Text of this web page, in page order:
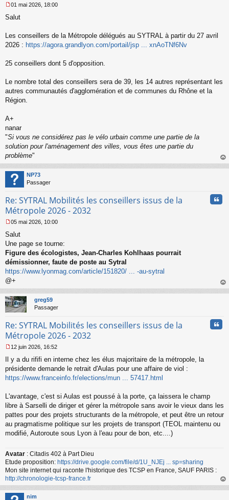
e
s
a
g
n
n
u
01 mai 2026, 18:00
Salut
Les conseillers de la Métropole délégués au SYTRAL à partir du 27 avril
2026 : https://agora.grandlyon.com/portail/jsp ... xnAoTNf6Nv
25 conseillers dont 5 d'opposition.
Le nombre total des conseillers sera de 39, les 14 autres représentant les
autres communautés d'agglomération et de communes du Rhône et la
Région.
A+
nanar
"Si vous ne considérez pas le vélo urbain comme une partie de la
solution pour l'aménagement des villes, vous êtes une partie du
problème"
au
NP73
Passager
Re: SYTRAL Mobilités les conseillers issus de la
Métropole 2026 - 2032
e
s
s
a
g
e
n
o
n
l
u
05 mai 2026, 10:00
Salut
Une page se tourne:
Figure des écologistes, Jean-Charles Kohlhaas pourrait
démissionner, faute de poste au Sytral
https://www.lyonmag.com/article/151820/ ... -au-sytral
@+
au
greg59
Passager
Re: SYTRAL Mobilités les conseillers issus de la
Métropole 2026 - 2032
e
s
s
a
e
n
o
n
u
12 juin 2026, 16:52
Il y a du rififi en interne chez les élus majoritaire de la métropole, la
présidente demande le retrait d'Aulas pour une affaire de viol :
https://www.franceinfo.fr/elections/mun ... 57417.html
L'avantage, c'est si Aulas est poussé à la porte, ça laissera le champ
libre à Sarselli de diriger et gérer la métropole sans avoir le vieux dans les
pattes pour des projets structurants de la métropole, et peut être un retour
au pragmatisme politique sur les projets de transport (TEOL maintenu ou
modifié, Autoroute sous Lyon à l'eau pour de bon, etc....)
Avatar : Citadis 402 à Part Dieu
Etude proposition: https://drive.google.com/file/d/1U_NJEj ... sp=sharing
Mon site internet qui raconte l'historique des TCSP en France, SAUF PARIS :
http://chronologie-tcsp-france.fr
au
nim